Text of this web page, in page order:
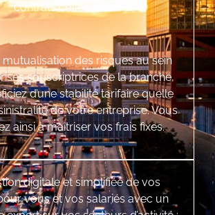
contrats collectifs.
mutualisation des risques au sein
souscriptrices de la branche,
d’une stabilité tarifaire quelle
de votre entreprise. Vous
ainsi à maîtriser vos frais fixes.
digitale et simplifiée de vos
vous et vos salariés avec un